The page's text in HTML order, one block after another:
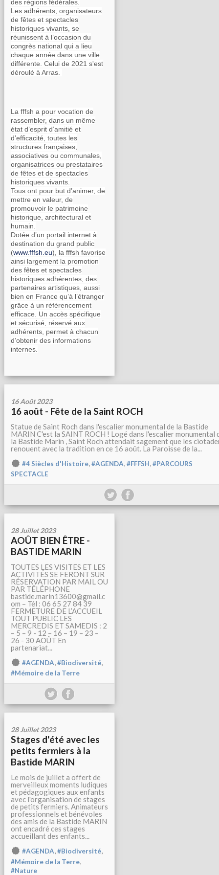
des régions fédérales.
Les adhérents, organisateurs
de fêtes et spectacles
historiques vivants, se
réunissent à l’occasion du
congrès national qui a lieu
chaque année dans une ville
différente. Celui de 2021 s'est
déroulé à Arras.
La fffsh a pour vocation de
rassembler, dans un même
état d’esprit d’amitié et
d’efficacité, toutes les
structures françaises,
associatives ou communales,
organisatrices ou prestataires
de fêtes et de spectacles
historiques vivants.
Tous ont pour but d’animer, de
mettre en valeur, de
promouvoir le patrimoine
historique, architectural et
humain.
Dotée d’un portail internet à
destination du grand public
(www.fffsh.eu), la fffsh favorise
ainsi largement la promotion
des fêtes et spectacles
historiques adhérentes, des
partenaires artistiques, aussi
bien en France qu’à l’étranger
grâce à un référencement
efficace. Un accès spécifique
et sécurisé, réservé aux
adhérents, permet à chacun
d’obtenir des informations
internes.
16 Août 2023
16 août - Fête de la Saint ROCH
Statue de Saint Roch dans l'escalier monumental de la Bastide
MARIN C'est la SAINT ROCH ! Logé dans l'escalier monumental
la Bastide Marin , Saint Roch attendait sagement que les
renouent avec la tradition en ce 16 août. La Paroisse de la...
#4 Siècles d'Histoire,#AGENDA,#FFFSH,#PARCOURS
SPECTACLE
28 Juillet 2023
AOÛT BIEN ÊTRE -
BASTIDE MARIN
TOUTES LES VISITES ET LES
ACTIVITÉS SE FERONT SUR
RÉSERVATION PAR MAIL OU
PAR TÉLÉPHONE
bastide.marin13600@gmail.c
om – Tél : 06 65 27 84 39
FERMETURE DE L’ACCUEIL
TOUT PUBLIC LES
MERCREDIS ET SAMEDIS : 2
– 5 – 9 - 12 – 16 – 19 – 23 –
26 - 30 AOÛT En
partenariat...
#AGENDA,#Biodiversité,
#Mémoire de la Terre
28 Juillet 2023
Stages d'été avec les
petits fermiers à la
Bastide MARIN
Le mois de juillet a offert de
merveilleux moments ludiques
et pédagogiques aux enfants
avec l'organisation de stages
de petits fermiers. Animateurs
professionnels et bénévoles
des amis de la Bastide MARIN
ont encadré ces stages
accueillant des enfants...
#AGENDA,#Biodiversité,
#Mémoire de la Terre
#Nature